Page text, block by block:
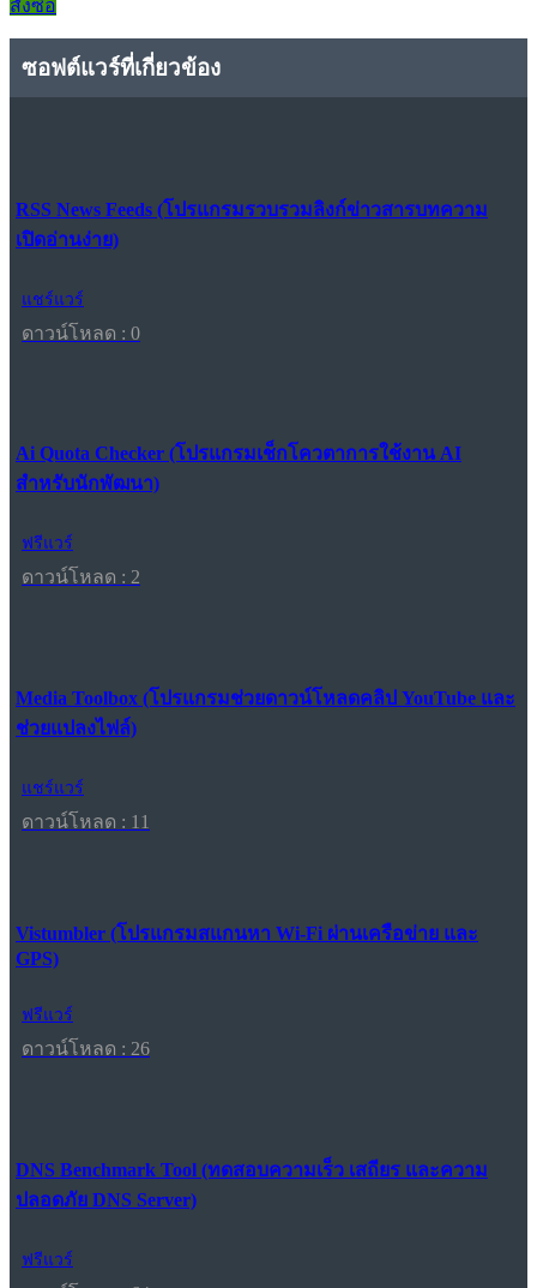
สั่งซื้อ
ซอฟต์แวร์ที่เกี่ยวข้อง
RSS News Feeds (โปรแกรมรวบรวมลิงก์ข่าวสารบทความ
เปิดอ่านง่าย)
แชร์แวร์
ดาวน์โหลด : 0
Ai Quota Checker (โปรแกรมเช็กโควตาการใช้งาน AI
สำหรับนักพัฒนา)
ฟรีแวร์
ดาวน์โหลด : 2
Media Toolbox (โปรแกรมช่วยดาวน์โหลดคลิป YouTube และ
ช่วยแปลงไฟล์)
แชร์แวร์
ดาวน์โหลด : 11
Vistumbler (โปรแกรมสแกนหา Wi-Fi ผ่านเครือข่าย และ
GPS)
ฟรีแวร์
ดาวน์โหลด : 26
DNS Benchmark Tool (ทดสอบความเร็ว เสถียร และความ
ปลอดภัย DNS Server)
ฟรีแวร์